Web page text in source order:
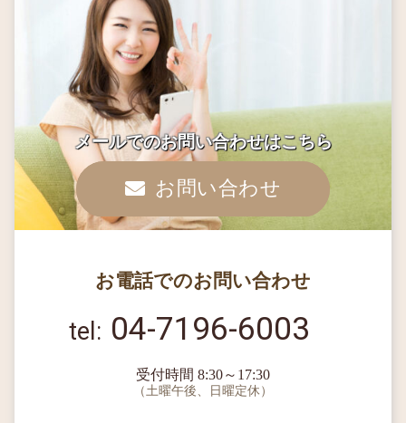
メールでのお問い合わせはこちら
お問い合わせ
お電話でのお問い合わせ
04-7196-6003
受付時間 8:30～17:30
（土曜午後、日曜定休）